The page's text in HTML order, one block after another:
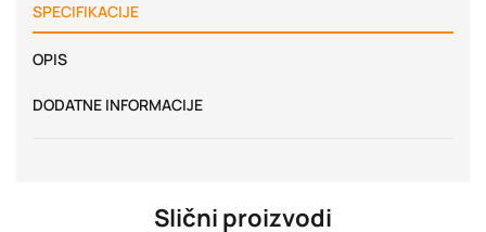
SPECIFIKACIJE
OPIS
DODATNE INFORMACIJE
Slični proizvodi